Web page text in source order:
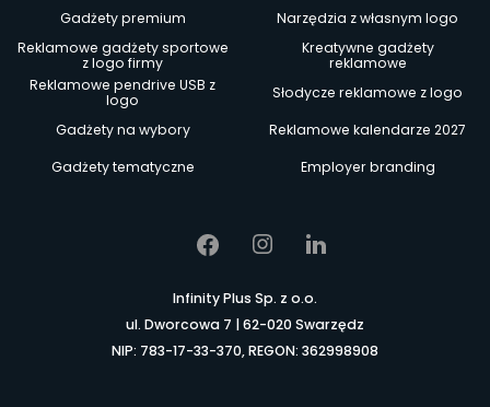
Gadżety premium
Narzędzia z własnym logo
Reklamowe gadżety sportowe
z logo firmy
Kreatywne gadżety
reklamowe
Reklamowe pendrive USB z
logo
Słodycze reklamowe z logo
Gadżety na wybory
Reklamowe kalendarze 2027
Gadżety tematyczne
Employer branding
Infinity Plus Sp. z o.o.
ul. Dworcowa 7 | 62-020 Swarzędz
NIP: 783-17-33-370, REGON: 362998908